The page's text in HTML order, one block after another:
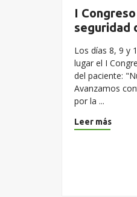
I
seguridad
Los días 8, 9 y
lugar el I
del paciente:
Avanzamos
por la ...
Leer más